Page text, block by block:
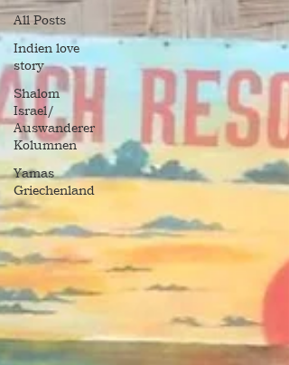
All Posts
Indien love
story
Shalom
Israel/
Auswanderer
Kolumnen
Yamas
Griechenland